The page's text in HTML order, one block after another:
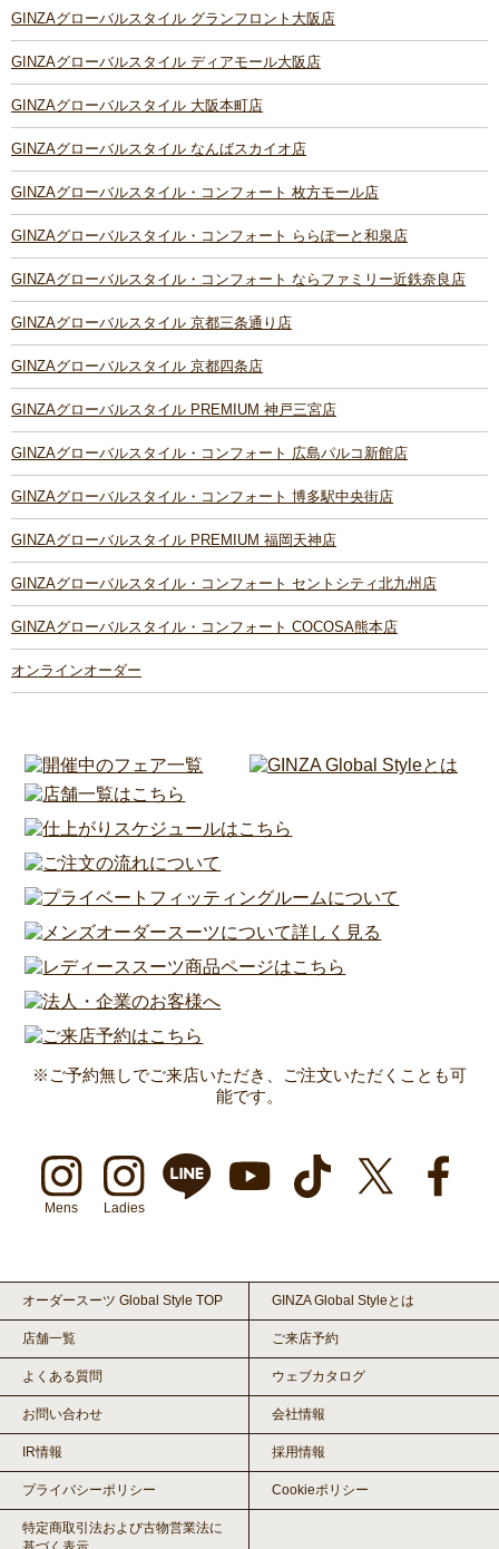
GINZAグローバルスタイル グランフロント大阪店
GINZAグローバルスタイル ディアモール大阪店
GINZAグローバルスタイル 大阪本町店
GINZAグローバルスタイル なんばスカイオ店
GINZAグローバルスタイル・コンフォート 枚方モール店
GINZAグローバルスタイル・コンフォート ららぽーと和泉店
GINZAグローバルスタイル・コンフォート ならファミリー近鉄奈良店
GINZAグローバルスタイル 京都三条通り店
GINZAグローバルスタイル 京都四条店
GINZAグローバルスタイル PREMIUM 神戸三宮店
GINZAグローバルスタイル・コンフォート 広島パルコ新館店
GINZAグローバルスタイル・コンフォート 博多駅中央街店
GINZAグローバルスタイル PREMIUM 福岡天神店
GINZAグローバルスタイル・コンフォート セントシティ北九州店
GINZAグローバルスタイル・コンフォート COCOSA熊本店
オンラインオーダー
※ご予約無しでご来店いただき、ご注文いただくことも可
能です。
Mens Ladies
オーダースーツ Global Style TOP GINZA Global Styleとは
店舗一覧 ご来店予約
よくある質問 ウェブカタログ
お問い合わせ 会社情報
IR情報 採用情報
プライバシーポリシー Cookieポリシー
特定商取引法および古物営業法に